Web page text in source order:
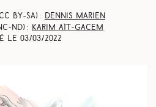
BY-SA) :
Dennis Marien
ND) :
Karim Aït-Gacem
le 03/03/2022